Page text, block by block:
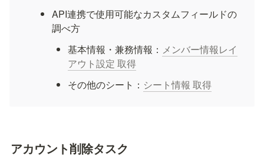
API連携で使用可能なカスタムフィールドの
調べ方
基本情報・兼務情報： メンバー情報レイ
アウト設定 取得
その他のシート： シート情報 取得
アカウント削除タスク